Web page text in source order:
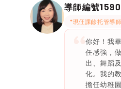
導師編號
*現仼課餘托管導師
你好！我
任感強，
出、舞蹈
化。我的
擔任幼稚